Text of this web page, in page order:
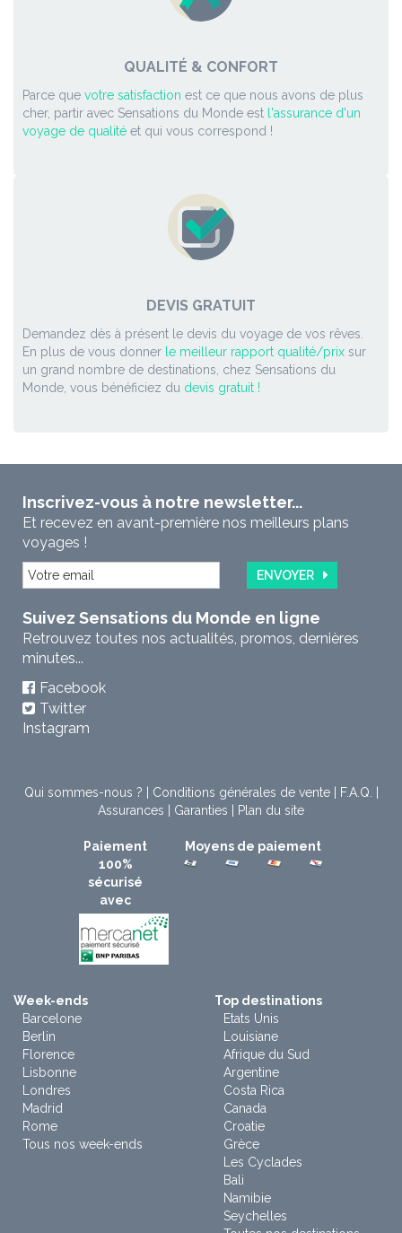
QUALITÉ & CONFORT
Parce que votre satisfaction est ce que nous avons de plus
cher, partir avec Sensations du Monde est l'assurance d'un
voyage de qualité et qui vous correspond !
DEVIS GRATUIT
Demandez dès à présent le devis du voyage de vos rêves.
En plus de vous donner le meilleur rapport qualité/prix sur
un grand nombre de destinations, chez Sensations du
Monde, vous bénéficiez du devis gratuit !
Inscrivez-vous à notre newsletter...
Et recevez en avant-première nos meilleurs plans
voyages !
ENVOYER
Suivez Sensations du Monde en ligne
Retrouvez toutes nos actualités, promos, dernières
minutes...
Facebook
Twitter
Instagram
Qui sommes-nous ? Conditions générales de vente| F.A.Q.
Assurances
Garanties Plan du site
Paiement
100%
sécurisé
avec
Moyens de paiement
Week-ends
Barcelone
Berlin
Florence
Lisbonne
Londres
Madrid
Rome
Tous nos week-ends
Top destinations
Etats Unis
Louisiane
Afrique du Sud
Argentine
Costa Rica
Canada
Croatie
Grèce
Les Cyclades
Bali
Namibie
Seychelles